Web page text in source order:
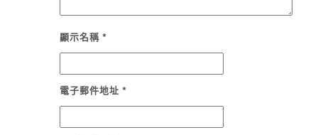
顯示名稱 *
電子郵件地址 *